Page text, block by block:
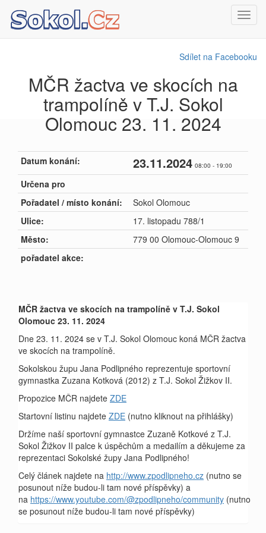
Sdílet na Facebooku
MČR žactva ve skocích na
trampolíně v T.J. Sokol
Olomouc 23. 11. 2024
Datum konání: 23.11.2024 08:00 - 19:00
Určena pro
Pořadatel / místo konání:
Sokol Olomouc
Ulice:
17. listopadu 788/1
Město:
779 00 Olomouc-Olomouc 9
pořadatel akce:
MČR žactva ve skocích na trampolíně v T.J. Sokol
Olomouc 23. 11. 2024
Dne 23. 11. 2024 se v T.J. Sokol Olomouc koná MČR žactva
ve skocích na trampolíně.
Sokolskou župu Jana Podlipného reprezentuje sportovní
gymnastka Zuzana Kotková (2012) z T.J. Sokol Žižkov II.
Propozice MČR najdete ZDE
Startovní listinu najdete ZDE (nutno kliknout na přihlášky)
Držíme naší sportovní gymnastce Zuzaně Kotkové z T.J.
Sokol Žižkov II palce k úspěchům a medailím a děkujeme za
reprezentaci Sokolské župy Jana Podlipného!
Celý článek najdete na http://www.zpodlipneho.cz (nutno se
posunout níže budou-li tam nové příspěvky) a
na https://www.youtube.com/@zpodlipneho/community (nutno
se posunout níže budou-li tam nové příspěvky)